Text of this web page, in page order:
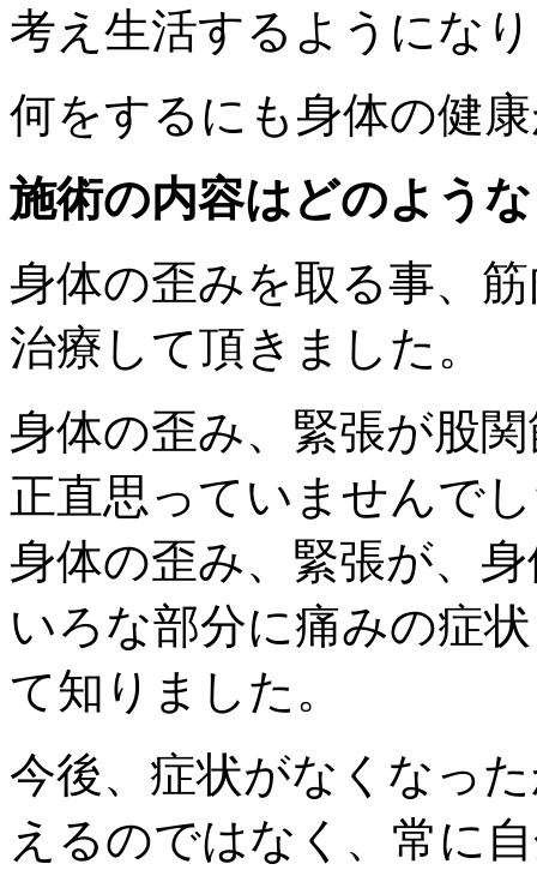
考え生活するようにな
何をするにも身体の健
施術の内容はどのよう
身体の歪みを取る事、
治療して頂きました。
身体の歪み、緊張が股
正直思っていませんで
身体の歪み、緊張が、
いろな部分に痛みの症
て知りました。
今後、症状がなくなっ
えるのではなく、常に